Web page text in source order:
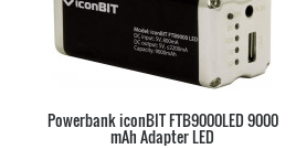
Powerbank iconBIT FTB9000LED 9000
mAh Adapter LED